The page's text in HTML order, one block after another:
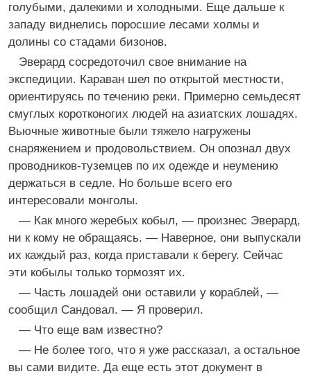
голубыми, далекими и холодными. Еще дальше к
западу виднелись поросшие лесами холмы и
долины со стадами бизонов.
Эверард сосредоточил свое внимание на
экспедиции. Караван шел по открытой местности,
ориентируясь по течению реки. Примерно семьдесят
смуглых коротконогих людей на азиатских лошадях.
Вьючные животные были тяжело нагружены
снаряжением и продовольствием. Он опознал двух
проводников-туземцев по их одежде и неумению
держаться в седле. Но больше всего его
интересовали монголы.
— Как много жеребых кобыл, — произнес Эверард,
ни к кому не обращаясь. — Наверное, они выпускали
их каждый раз, когда приставали к берегу. Сейчас
эти кобылы только тормозят их.
— Часть лошадей они оставили у кораблей, —
сообщил Сандовал. — Я проверил.
— Что еще вам известно?
— Не более того, что я уже рассказал, а остальное
вы сами видите. Да еще есть этот документ в